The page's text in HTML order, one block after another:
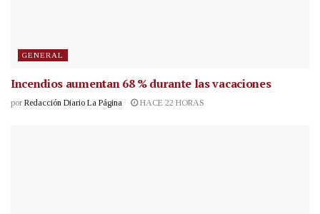
GENERAL
Incendios aumentan 68 % durante las vacaciones
por Redacción Diario La Página HACE 22 HORAS